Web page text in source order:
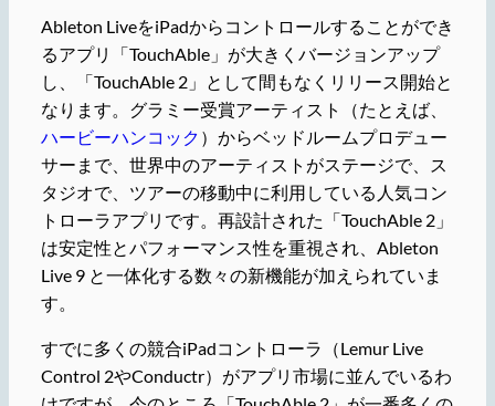
Ableton LiveをiPadからコントロールすることができ
るアプリ「TouchAble」が大きくバージョンアップ
し、「TouchAble 2」として間もなくリリース開始と
なります。グラミー受賞アーティスト（たとえば、
ハービーハンコック ）からベッドルームプロデュー
サーまで、世界中のアーティストがステージで、ス
タジオで、ツアーの移動中に利用している人気コン
トローラアプリです。再設計された「TouchAble 2」
は安定性とパフォーマンス性を重視され、Ableton
Live 9 と一体化する数々の新機能が加えられていま
す。
すでに多くの競合iPadコントローラ（Lemur Live
Control 2やConductr）がアプリ市場に並んでいるわ